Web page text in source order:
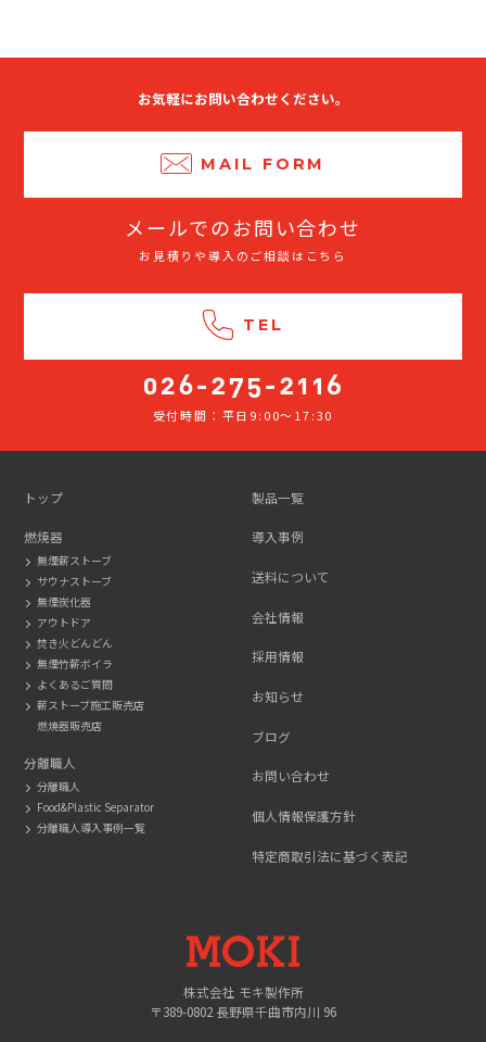
お気軽にお問い合わせください。
MAIL FORM
メールでのお問い合わせ
お見積りや導入のご相談はこちら
TEL
受付時間：平日9:00～17:30
トップ
燃焼器
無煙薪ストーブ
サウナストーブ
無煙炭化器
アウトドア
焚き火どんどん
無煙竹薪ボイラ
よくあるご質問
薪ストーブ施工販売店
燃焼器販売店
分離職人
分離職人
Food&Plastic Separator
分離職人導入事例一覧
製品一覧
導入事例
送料について
会社情報
採用情報
お知らせ
ブログ
お問い合わせ
個人情報保護方針
特定商取引法に基づく表記
MOKI
株式会社 モキ製作所
〒389-0802 長野県千曲市内川 96